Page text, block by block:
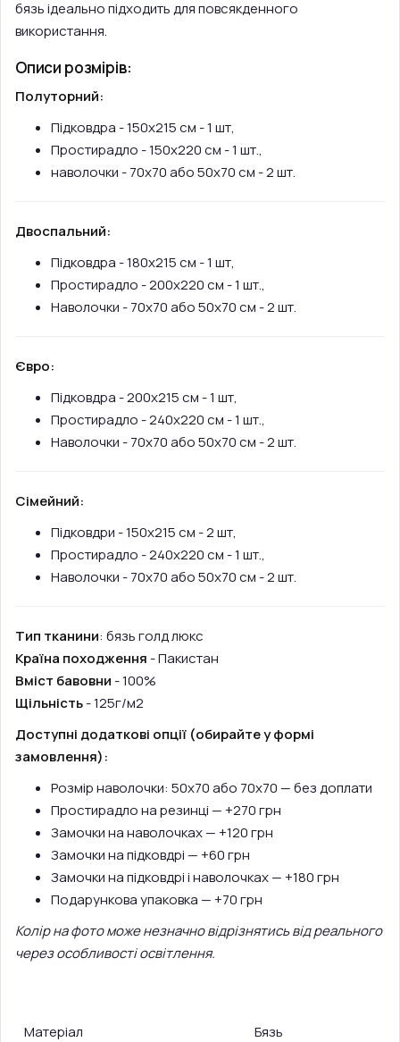
бязь ідеально підходить для повсякденного
використання.
Описи розмірів:
Полуторний:
Підковдра - 150х215 см - 1 шт,
Простирадло - 150х220 см - 1 шт.,
наволочки - 70х70 або 50х70 см - 2 шт.
Двоспальний:
Підковдра - 180х215 см - 1 шт,
Простирадло - 200х220 см - 1 шт.,
Наволочки - 70х70 або 50х70 см - 2 шт.
Євро:
Підковдра - 200х215 см - 1 шт,
Простирадло - 240х220 см - 1 шт.,
Наволочки - 70х70 або 50х70 см - 2 шт.
Сімейний:
Підковдри - 150х215 см - 2 шт,
Простирадло - 240х220 см - 1 шт.,
Наволочки - 70х70 або 50х70 см - 2 шт.
Тип тканини: бязь голд люкс
Країна походження - Пакистан
Вміст бавовни - 100%
Щільність- 125г/м2
Доступні додаткові опції (обирайте у формі
замовлення):
Розмір наволочки: 50х70 або 70х70 — без доплати
Простирадло на резинці — +270 грн
Замочки на наволочках — +120 грн
Замочки на підковдрі — +60 грн
Замочки на підковдрі і наволочках — +180 грн
Подарункова упаковка — +70 грн
Колір на фото може незначно відрізнятись від реального
через особливості освітлення.
Матеріал Бязь